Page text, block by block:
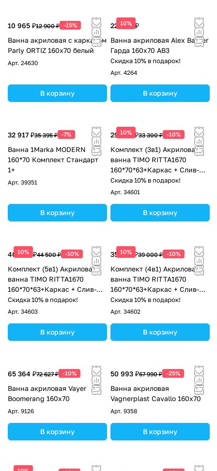
10 965 ₽12 900 ₽ -15%
Ванна акриловая с каркасом
Parly ORTIZ 160x70 белый
Арт. 24630
В корзину
10%
22 686 ₽
Ванна акриловая Alex Baitler
Гарда 160x70 АВ3
Скидка 10% в подарок!
Арт. 4264
В корзину
32 917 ₽35 395 ₽ -7%
Ванна 1Marka MODERN
160*70 Комплект Стандарт
1+
Арт. 39351
В корзину
10%
29 970 ₽33 300 ₽ -10%
Комплект (3в1) Акриловая
ванна TIMO RITTA1670
160*70*63+Каркас + Слив-
перелив
Скидка 10% в подарок!
Арт. 34601
В корзину
10%
40 050 ₽44 500 ₽ -10%
Комплект (5в1) Акриловая
ванна TIMO RITTA1670
160*70*63+Каркас + Слив-
перелив+Фронтальная
панель+Торцевая панель
Скидка 10% в подарок!
Арт. 34603
В корзину
10%
35 100 ₽39 000 ₽ -10%
Комплект (4в1) Акриловая
ванна TIMO RITTA1670
160*70*63+Каркас + Слив-
перелив+Фронтальная
панель
Скидка 10% в подарок!
Арт. 34602
В корзину
65 364 ₽72 627 ₽ -10%
Ванна акриловая Vayer
Boomerang 160x70
Арт. 9126
В корзину
50 993 ₽67 990 ₽ -25%
Ванна акриловая
Vagnerplast Cavallo 160х70
Арт. 9358
В корзину